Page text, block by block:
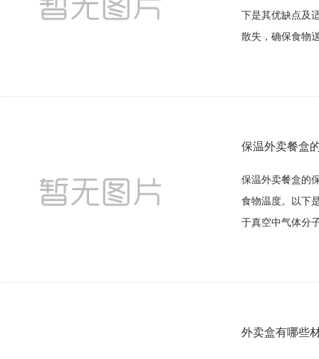
下是其优缺点及
散失，确保食物
保温外卖餐盒
保温外卖餐盒的
食物温度。以下
于真空中气体分
外卖盒有哪些